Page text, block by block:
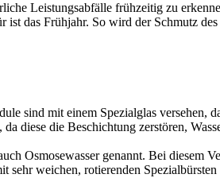
Leistungsabfälle frühzeitig zu
das Frühjahr. So wird der Schmutz
sind mit einem Spezialglas
diese die Beschichtung zerstören,
Osmosewasser genannt. Bei
weichen, rotierenden